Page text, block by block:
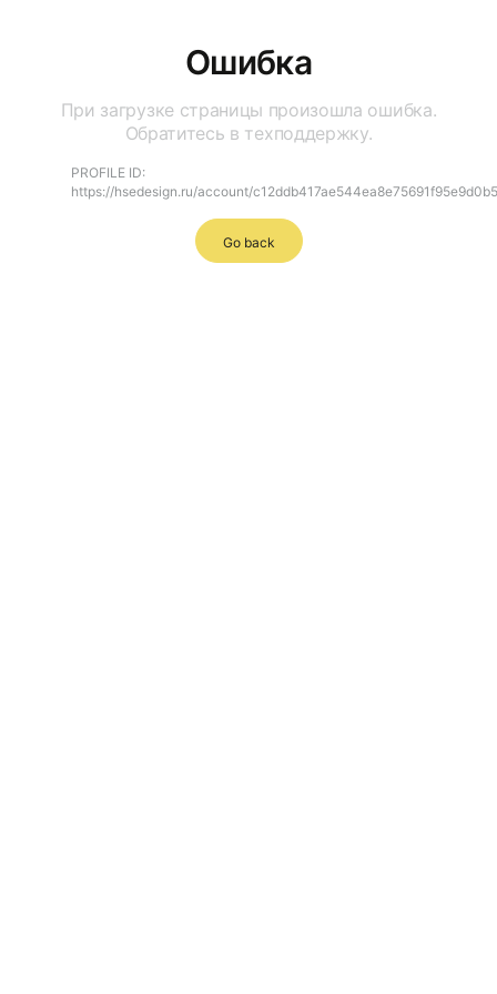
Ошибка
При загрузке страницы произошла ошибка.
Обратитесь в техподдержку.
PROFILE ID:
https://hsedesign.ru/account/c12ddb417ae544ea8e75691f95e9d0b5
Go back